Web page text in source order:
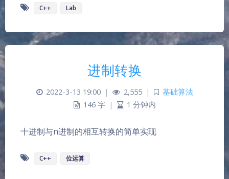
C++ Lab
进制转换
2022-3-13 19:00 | 2,555 |
基础算法
146 字
| 1 分钟内
十进制与n进制的相互转换的简单实现
C++ 位运算